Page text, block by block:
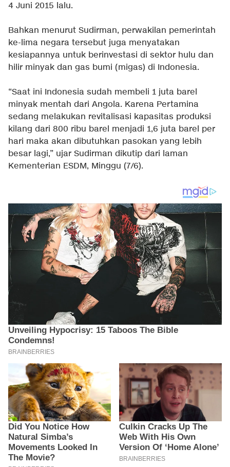
4 Juni 2015 lalu.
Bahkan menurut Sudirman, perwakilan pemerintah
ke-lima negara tersebut juga menyatakan
kesiapannya untuk berinvestasi di sektor hulu dan
hilir minyak dan gas bumi (migas) di Indonesia.
“Saat ini Indonesia sudah membeli 1 juta barel
minyak mentah dari Angola. Karena Pertamina
sedang melakukan revitalisasi kapasitas produksi
kilang dari 800 ribu barel menjadi 1,6 juta barel per
hari maka akan dibutuhkan pasokan yang lebih
besar lagi,” ujar Sudirman dikutip dari laman
Kementerian ESDM, Minggu (7/6).